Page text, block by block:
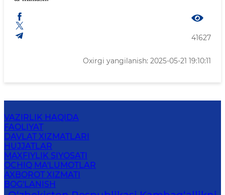
41627
Oxirgi yangilanish: 2025-05-21 19:10:11
VAZIRLIK HAQIDA
FAOLIYAT
DAVLAT XIZMATLARI
HUJJATLAR
MAXFIYLIK SIYOSATI
OCHIQ MA'LUMOTLAR
AXBOROT XIZMATI
BOG'LANISH